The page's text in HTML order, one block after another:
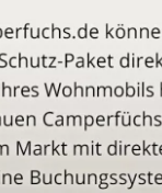
und Betriebskosten
Mieter.
den Mieter nach
bei
mit